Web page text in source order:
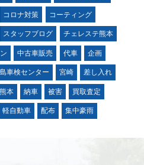
コロナ対策 コーティング
スタッフブログ チェレステ熊本
中古車販売 代車 企画
車検センター 宮崎 差し入れ
熊本 納車 被害 買取査定
軽自動車 配布 集中豪雨